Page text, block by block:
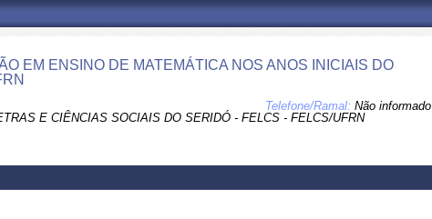
EM ENSINO DE MATEMÁTICA NOS ANOS INICIAIS DO
E CIÊNCIAS SOCIAIS DO SERIDÓ - FELCS - FELCS/UFRN
Telefone/Ramal: Não informado